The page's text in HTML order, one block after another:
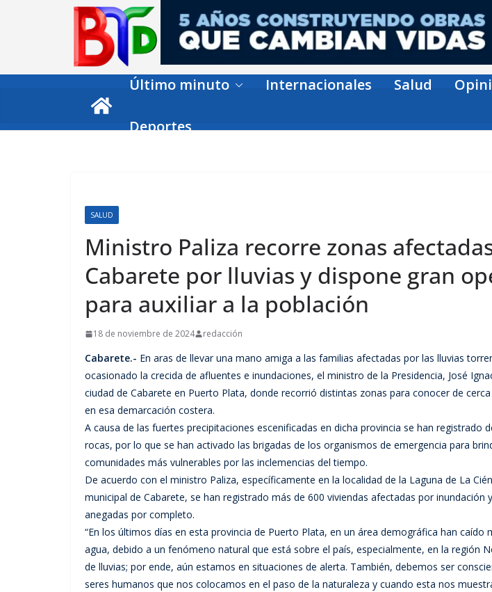
Último minuto Internacionales Salud
Deportes
SALUD
Ministro Paliza recorre zonas
Cabarete por lluvias y dispone gran
para auxiliar a la población
18 de noviembre de 2024 redacción
Cabarete.- En aras de llevar una mano amiga a las familias afectadas por las lluvias
ocasionado la crecida de afluentes e inundaciones, el ministro de la Presidencia, José
ciudad de Cabarete en Puerto Plata, donde recorrió distintas zonas para conocer de
en esa demarcación costera.
A causa de las fuertes precipitaciones escenificadas en dicha provincia se han registrado
rocas, por lo que se han activado las brigadas de los organismos de emergencia para
comunidades más vulnerables por las inclemencias del tiempo.
De acuerdo con el ministro Paliza, específicamente en la localidad de la Laguna de La
municipal de Cabarete, se han registrado más de 600 viviendas afectadas por inundación
anegadas por completo.
“En los últimos días en esta provincia de Puerto Plata, en un área demográfica han caído
agua, debido a un fenómeno natural que está sobre el país, especialmente, en la región
de lluvias; por ende, aún estamos en situaciones de alerta. También, debemos ser
seres humanos que nos colocamos en el paso de la naturaleza y cuando esta nos